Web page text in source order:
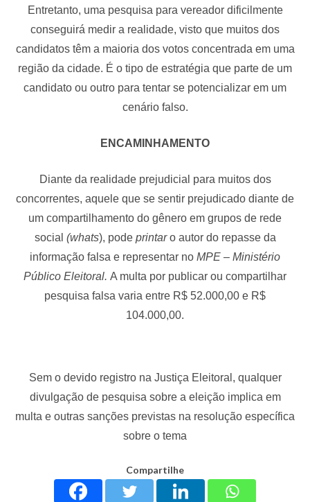
Entretanto, uma pesquisa para vereador dificilmente
conseguirá medir a realidade, visto que muitos dos
candidatos têm a maioria dos votos concentrada em uma
região da cidade. É o tipo de estratégia que parte de um
candidato ou outro para tentar se potencializar em um
cenário falso.
ENCAMINHAMENTO
Diante da realidade prejudicial para muitos dos
concorrentes, aquele que se sentir prejudicado diante de
um compartilhamento do gênero em grupos de rede
social (whats), podeprintaro autor do repasse da
informação falsa e representar no MPE – Ministério
Público Eleitoral. A multa por publicar ou compartilhar
pesquisa falsa varia entre R$ 52.000,00 e R$
104.000,00.
Sem o devido registro na Justiça Eleitoral, qualquer
divulgação de pesquisa sobre a eleição implica em
multa e outras sanções previstas na resolução específica
sobre o tema
Compartilhe